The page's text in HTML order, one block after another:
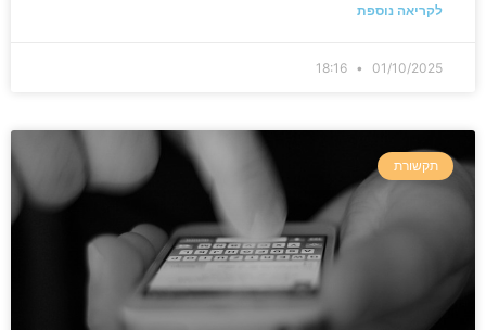
לקריאה נוספת
01/10/2025
תקשורת